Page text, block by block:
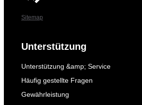
Sitemap
Unterstützung
Unterstützung &amp; Service
Häufig gestellte Fragen
Gewährleistung